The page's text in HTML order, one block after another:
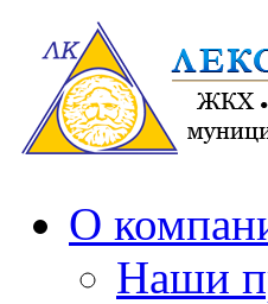
О
Наши